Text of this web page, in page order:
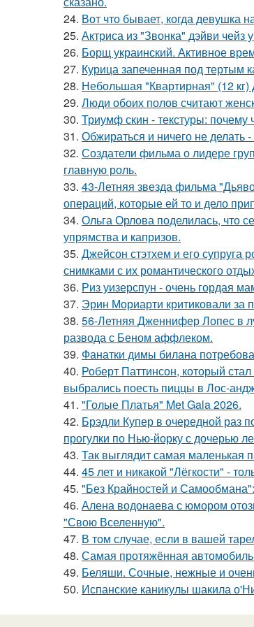
24. Вот что бывает, когда девушка
25. Актриса из "Звонка" дэйви чейз
26. Борщ украинский. Активное
27. Курица запеченная под тертым
28. Небольшая "Квартирная" (12
29. Люди обоих полов считают
30. Триумф скин - текстуры:
31. Обжираться и ничего не делать
32. Создатели фильма о лидере
главную роль.
33. 43-Летняя звезда фильма
операций, которые ей то и дело
34. Ольга Орлова поделилась, что
упрямства и капризов.
35. Джейсон стэтхем и его супруга
снимками с их романтического
36. Риз уизерспун - очень гордая
37. Эрин Мориарти критиковали за
38. 56-Летняя Дженнифер Лопес в
развода с Беном аффлеком.
39. Фанатки димы билана
40. Роберт Паттинсон, который
выбрались поесть пиццы в Лос-
41. "Голые Платья" Met Gala 2026.
42. Брэдли Купер в очередной раз
прогулки по Нью-йорку с дочерью
43. Так выглядит самая маленькая
44. 45 лет и никакой "Лёгкости" -
45. "Без Крайностей и
46. Алена водонаева с юмором
"Свою Вселенную".
47. В том случае, если в вашей
48. Самая протяжённая
49. Беляши. Сочные, нежные и
50. Испанские каникулы шакила